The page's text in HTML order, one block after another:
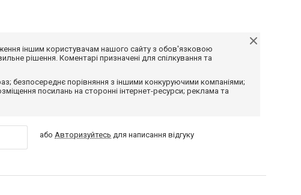
іншим користувачам нашого сайту з обов'язковою
рішення. Коментарі призначені для спілкування та
безпосереднє порівняння з іншими конкуруючими компаніями;
посилань на сторонні інтернет-ресурси; реклама та
абоАвторизуйтесь для написання відгуку